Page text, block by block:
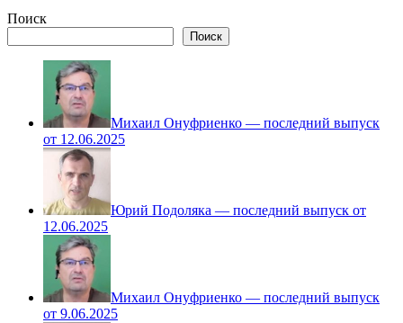
Поиск
Поиск
Михаил Онуфриенко — последний выпуск
от 12.06.2025
Юрий Подоляка — последний выпуск от
12.06.2025
Михаил Онуфриенко — последний выпуск
от 9.06.2025